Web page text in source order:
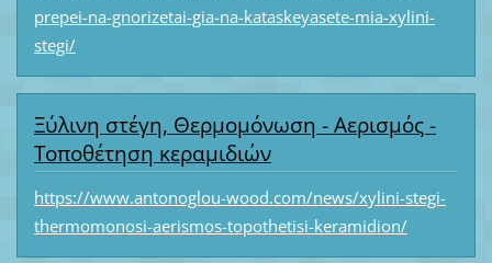
prepei-na-gnorizetai-gia-na-kataskeyasete-mia-xylini-
stegi/
Ξύλινη στέγη, Θερμομόνωση - Αερισμός -
Τοποθέτηση κεραμιδιών
https://www.antonoglou-wood.com/news/xylini-stegi-
thermomonosi-aerismos-topothetisi-keramidion/